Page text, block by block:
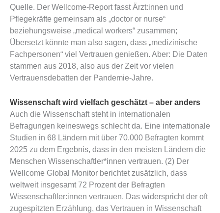
Quelle. Der Wellcome-Report fasst Ärzt:innen und
Pflegekräfte gemeinsam als „doctor or nurse“
beziehungsweise „medical workers“ zusammen;
Übersetzt könnte man also sagen, dass „medizinische
Fachpersonen“ viel Vertrauen genießen. Aber: Die Daten
stammen aus 2018, also aus der Zeit vor vielen
Vertrauensdebatten der Pandemie-Jahre.
Wissenschaft wird vielfach geschätzt – aber anders
Auch die Wissenschaft steht in internationalen
Befragungen keineswegs schlecht da. Eine internationale
Studien in 68 Ländern mit über 70.000 Befragten kommt
2025 zu dem Ergebnis, dass in den meisten Ländern die
Menschen Wissenschaftler*innen vertrauen. (2) Der
Wellcome Global Monitor berichtet zusätzlich, dass
weltweit insgesamt 72 Prozent der Befragten
Wissenschaftler:innen vertrauen. Das widerspricht der oft
zugespitzten Erzählung, das Vertrauen in Wissenschaft